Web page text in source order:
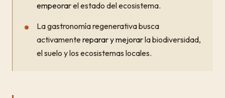
empeorarel estado del ecosistema.
La gastronomía regenerativa busca
activamente reparar y mejorarla biodiversidad,
el suelo y los ecosistemas locales.